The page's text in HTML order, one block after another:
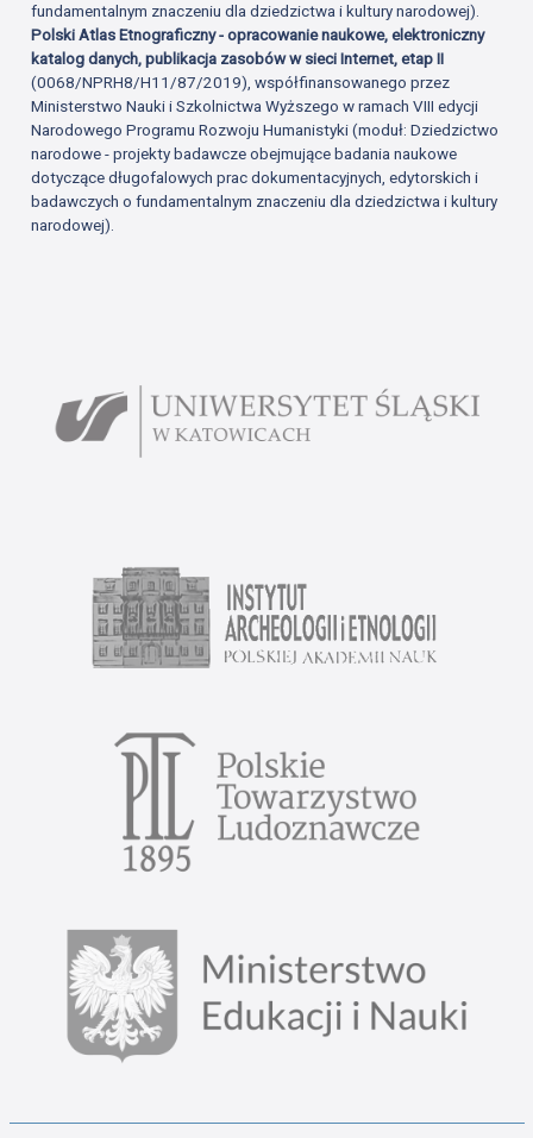
fundamentalnym znaczeniu dla dziedzictwa i kultury narodowej).
Polski Atlas Etnograficzny - opracowanie naukowe, elektroniczny
katalog danych, publikacja zasobów w sieci Internet, etap II
(0068/NPRH8/H11/87/2019), współfinansowanego przez
Ministerstwo Nauki i Szkolnictwa Wyższego w ramach VIII edycji
Narodowego Programu Rozwoju Humanistyki (moduł: Dziedzictwo
narodowe - projekty badawcze obejmujące badania naukowe
dotyczące długofalowych prac dokumentacyjnych, edytorskich i
badawczych o fundamentalnym znaczeniu dla dziedzictwa i kultury
narodowej).